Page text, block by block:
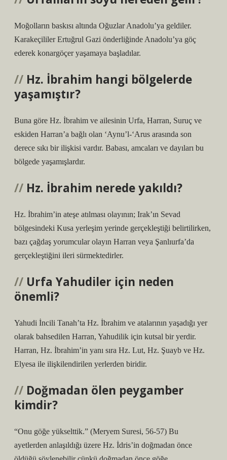
Moğolların baskısı altında Oğuzlar Anadolu’ya geldiler.
Karakeçililer Ertuğrul Gazi önderliğinde Anadolu’ya göç
ederek konargöçer yaşamaya başladılar.
Hz. İbrahim hangi bölgelerde
yaşamıştır?
Buna göre Hz. İbrahim ve ailesinin Urfa, Harran, Suruç ve
eskiden Harran’a bağlı olan ‘Aynu’l-‘Arus arasında son
derece sıkı bir ilişkisi vardır. Babası, amcaları ve dayıları bu
bölgede yaşamışlardır.
Hz. İbrahim nerede yakıldı?
Hz. İbrahim’in ateşe atılması olayının; Irak’ın Sevad
bölgesindeki Kusa yerleşim yerinde gerçekleştiği belirtilirken,
bazı çağdaş yorumcular olayın Harran veya Şanlıurfa’da
gerçekleştiğini ileri sürmektedirler.
Urfa Yahudiler için neden
önemli?
Yahudi İncili Tanah’ta Hz. İbrahim ve atalarının yaşadığı yer
olarak bahsedilen Harran, Yahudilik için kutsal bir yerdir.
Harran, Hz. İbrahim’in yanı sıra Hz. Lut, Hz. Şuayb ve Hz.
Elyesa ile ilişkilendirilen yerlerden biridir.
Doğmadan ölen peygamber
kimdir?
“Onu göğe yükselttik.” (Meryem Suresi, 56-57) Bu
ayetlerden anlaşıldığı üzere Hz. İdris’in doğmadan önce